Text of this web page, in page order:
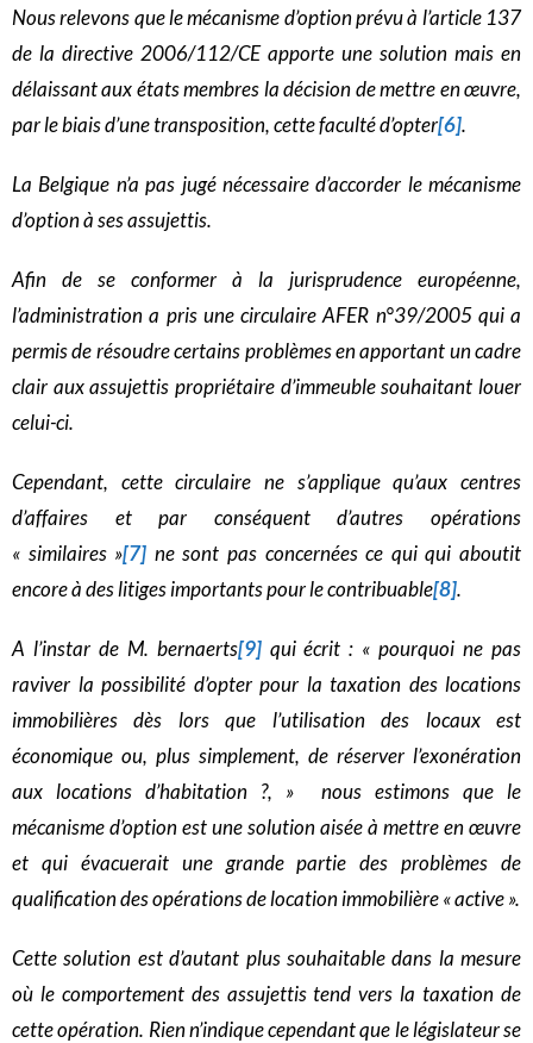
Nous relevons que le mécanisme d’option prévu à l’article 137
de la directive 2006/112/CE apporte une solution mais en
délaissant aux états membres la décision de mettre en œuvre,
par le biais d’une transposition, cette faculté d’opter[6].
La Belgique n’a pas jugé nécessaire d’accorder le mécanisme
d’option à ses assujettis.
Afin de se conformer à la jurisprudence européenne,
l’administration a pris une circulaire AFER n°39/2005 qui a
permis de résoudre certains problèmes en apportant un cadre
clair aux assujettis propriétaire d’immeuble souhaitant louer
celui-ci.
Cependant, cette circulaire ne s’applique qu’aux centres
d’affaires et par conséquent d’autres opérations
« similaires »[7] ne sont pas concernées ce qui qui aboutit
encore à des litiges importants pour le contribuable[8].
A l’instar de M. bernaerts[9]qui écrit : « pourquoi ne pas
raviver la possibilité d’opter pour la taxation des locations
immobilières dès lors que l’utilisation des locaux est
économique ou, plus simplement, de réserver l’exonération
aux locations d’habitation ?, » nous estimons que le
mécanisme d’option est une solution aisée à mettre en œuvre
et qui évacuerait une grande partie des problèmes de
qualification des opérations de location immobilière « active ».
Cette solution est d’autant plus souhaitable dans la mesure
où le comportement des assujettis tend vers la taxation de
cette opération. Rien n’indique cependant que le législateur se